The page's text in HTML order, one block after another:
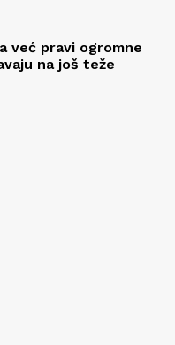
već pravi ogromne
na još teže